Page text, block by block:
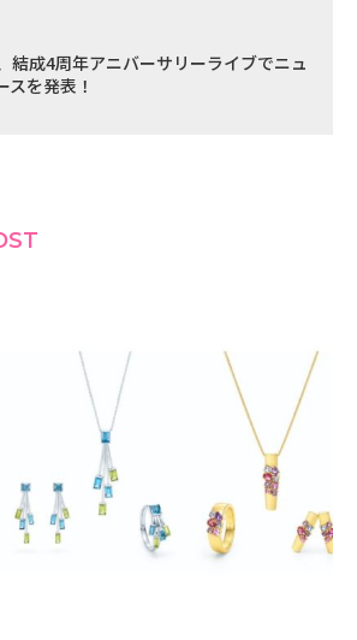
結成4周年アニバーサリーライブでニュ
スを発表！